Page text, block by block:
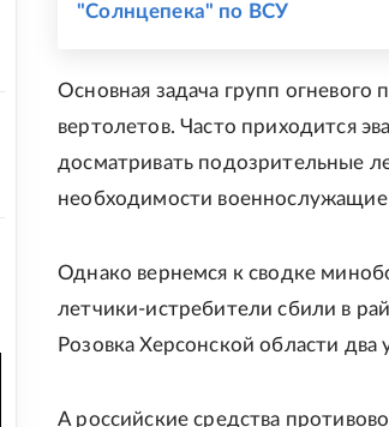
"Солнцепека" по ВСУ
Основная задача групп
вертолетов. Часто приходится
досматривать подозрительные
необходимости военнослужащие
Однако вернемся к сводке
летчики-истребители сбили в
Розовка Херсонской области
А российские средства